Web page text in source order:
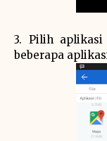
3. Pilih
beberapa